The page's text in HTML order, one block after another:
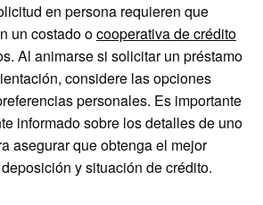
en persona requieren que
un costado ocooperativa de crédito
Al animarse si solicitar un préstamo
considere las opciones
personales. Es importante
informado sobre los detalles de uno
asegurar que obtenga el mejor
y situación de crédito.